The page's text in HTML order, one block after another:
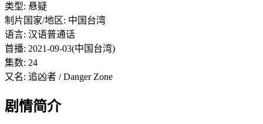
类型: 悬疑
制片国家/地区: 中国台湾
语言: 汉语普通话
首播: 2021-09-03(中国台湾)
集数: 24
又名: 追凶者 / Danger Zone
剧情简介